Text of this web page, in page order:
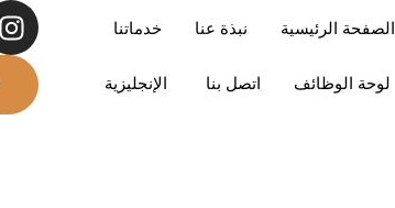
الصفحة الرئيسية نبذة عنا خدماتنا
لوحة الوظائف اتصل بنا الإنجليزية